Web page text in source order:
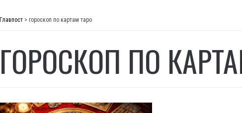
Главпост > гороскоп по картам таро
ГОРОСКОП ПО